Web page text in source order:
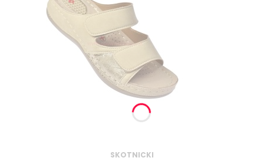
SKOTNICKI